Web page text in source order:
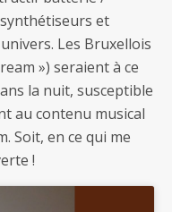
et
Les Bruxellois
») seraient à ce
la nuit, susceptible
au contenu musical
Soit, en ce qui me
!